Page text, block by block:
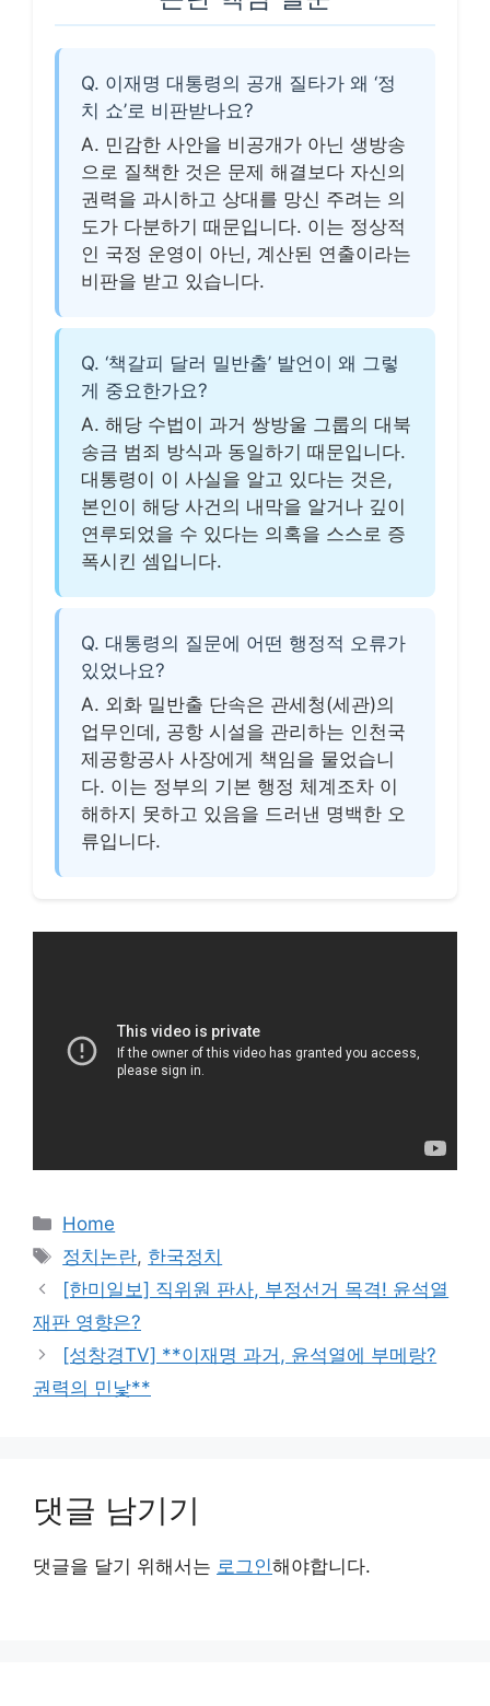
Q. 이재명 대통령의 공개 질타가 왜 ‘정
치 쇼’로 비판받나요?
A. 민감한 사안을 비공개가 아닌 생방송
으로 질책한 것은 문제 해결보다 자신의
권력을 과시하고 상대를 망신 주려는 의
도가 다분하기 때문입니다. 이는 정상적
인 국정 운영이 아닌, 계산된 연출이라는
비판을 받고 있습니다.
Q. ‘책갈피 달러 밀반출’ 발언이 왜 그렇
게 중요한가요?
A. 해당 수법이 과거 쌍방울 그룹의 대북
송금 범죄 방식과 동일하기 때문입니다.
대통령이 이 사실을 알고 있다는 것은,
본인이 해당 사건의 내막을 알거나 깊이
연루되었을 수 있다는 의혹을 스스로 증
폭시킨 셈입니다.
Q. 대통령의 질문에 어떤 행정적 오류가
있었나요?
A. 외화 밀반출 단속은 관세청(세관)의
업무인데, 공항 시설을 관리하는 인천국
제공항공사 사장에게 책임을 물었습니
다. 이는 정부의 기본 행정 체계조차 이
해하지 못하고 있음을 드러낸 명백한 오
류입니다.
카
테
고
리
Home
태
그
정치논란, 한국정치
[한미일보] 직위원 판사, 부정선거 목격! 윤석열
재판 영향은?
[성창경TV] **이재명 과거, 윤석열에 부메랑?
권력의 민낯**
댓글 남기기
댓글을 달기 위해서는 로그인해야합니다.